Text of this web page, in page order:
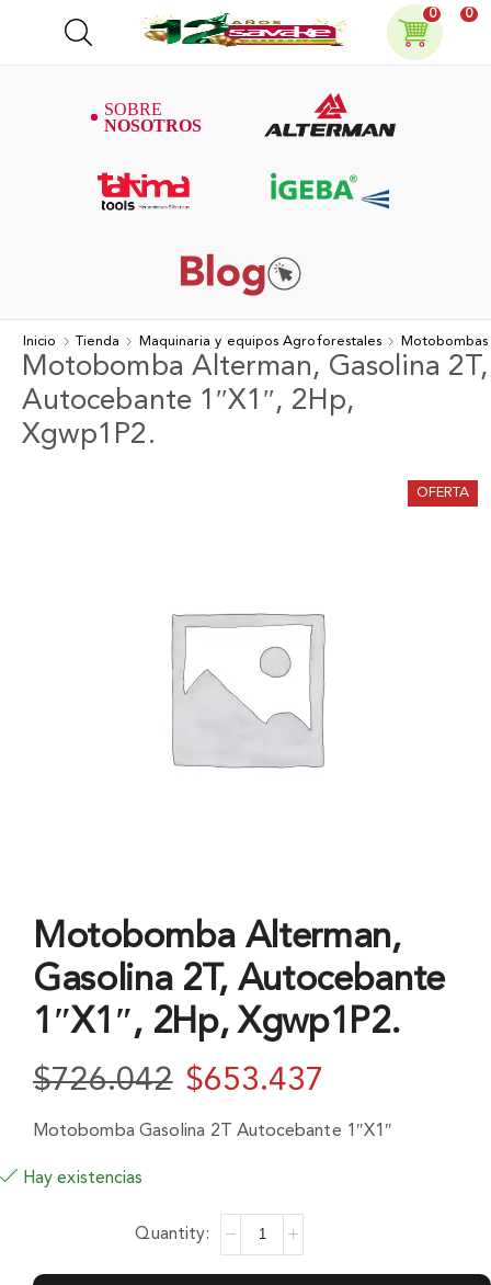
0 0
Inicio Tienda Maquinaria y equipos Agroforestales Motobombas
Motobomba Alterman, Gasolina 2T,
Autocebante 1″X1″, 2Hp,
Xgwp1P2.
OFERTA
Motobomba Alterman,
Gasolina 2T, Autocebante
1″X1″, 2Hp, Xgwp1P2.
$726.042 $653.437
Motobomba Gasolina 2T Autocebante 1″X1″
Hay existencias